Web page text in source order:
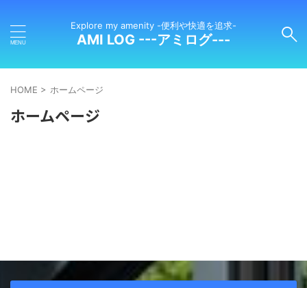
Explore my amenity -便利や快適を追求-
AMI LOG ---アミログ---
HOME > ホームページ
ホームページ